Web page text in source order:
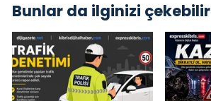
Bunlar da ilginizi çekebilir